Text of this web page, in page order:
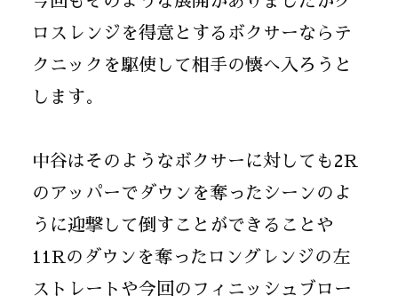
ロスレンジを得意とするボクサーならテ
クニックを駆使して相手の懐へ入ろうと
します。
中谷はそのようなボクサーに対しても2R
のアッパーでダウンを奪ったシーンのよ
うに迎撃して倒すことができることや
11Rのダウンを奪ったロングレンジの左
ストレートや今回のフィニッシュブロー